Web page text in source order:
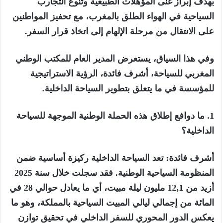
السياحية في الهواء الطلق بالمغرب، مع تحفيز المواطنين
على الانتقال من مرحلة الإلهام إلى اتخاذ قرار السفر.
وفي هذا السياق، يستعرض المدير العام للمكتب الوطني
المغربي للسياحة، أشرف فائدة، الرؤية الاستراتيجية
للمؤسسة في ما يتعلق بتطوير السياحة الداخلية.
1. ما دوافع إطلاق هذه الحملة الوطنية الموجهة للسياحة
الداخلية؟
أشرف فائدة: تعد السياحة الداخلية ركيزة أساسية ضمن
المنظومة السياحية الوطنية. فقد سجلت خلال سنة 2025
أزيد من 12,1 مليون ليلة مبيت، أي ما يعادل حوالي 28 في
المائة من إجمالي ليالي المبيت السياحية بالمملكة، وهو ما
يعكس الدور المحوري للسفر الداخلي في تحقيق توازن